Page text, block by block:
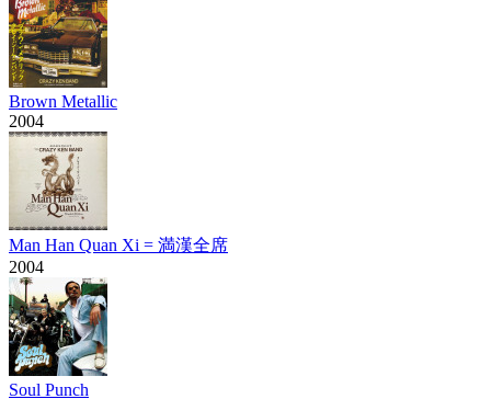
Brown Metallic
2004
Man Han Quan Xi = 満漢全席
2004
Soul Punch